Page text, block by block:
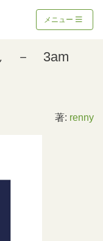
メニュー
ん － 3am
著: renny